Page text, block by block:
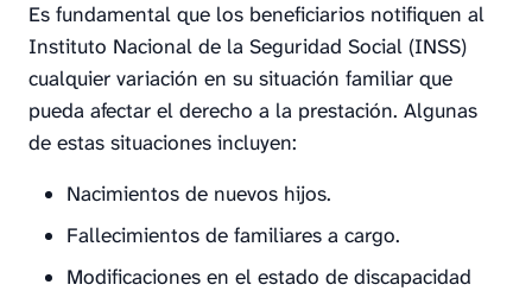
Es fundamental que los beneficiarios notifiquen al
Instituto Nacional de la Seguridad Social (INSS)
cualquier variación en su situación familiar que
pueda afectar el derecho a la prestación. Algunas
de estas situaciones incluyen:
Nacimientos de nuevos hijos.
Fallecimientos de familiares a cargo.
Modificaciones en el estado de discapacidad